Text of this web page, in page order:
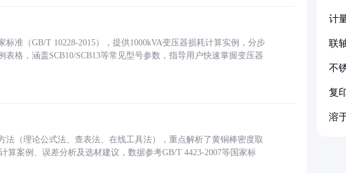
准（GB/T 10228-2015），提供1000kVA变压器损耗计算实例，分步
格，涵盖SCB10/SCB13等常见型号参数，指导用户快速掌握变压器
（理论公式法、查表法、在线工具法），重点解析了黄铜棒密度取
算案例、误差分析及选材建议，数据参考GB/T 4423-2007等国家标
计
联
不
复
溶